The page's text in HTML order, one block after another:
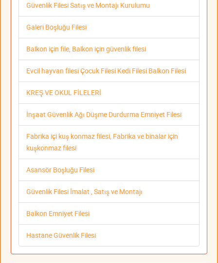
Güvenlik Filesi Satış ve Montajı Kurulumu
Galeri Boşluğu Filesi
Balkon için file, Balkon için güvenlik filesi
Evcil hayvan filesi Çocuk Filesi Kedi Filesi Balkon Filesi
KREŞ VE OKUL FİLELERİ
İnşaat Güvenlik Ağı Düşme Durdurma Emniyet Filesi
Fabrika içi kuş konmaz filesi, Fabrika ve binalar için
kuşkonmaz filesi
Asansör Boşluğu Filesi
Güvenlik Filesi İmalat , Satış ve Montajı
Balkon Emniyet Filesi
Hastane Güvenlik Filesi